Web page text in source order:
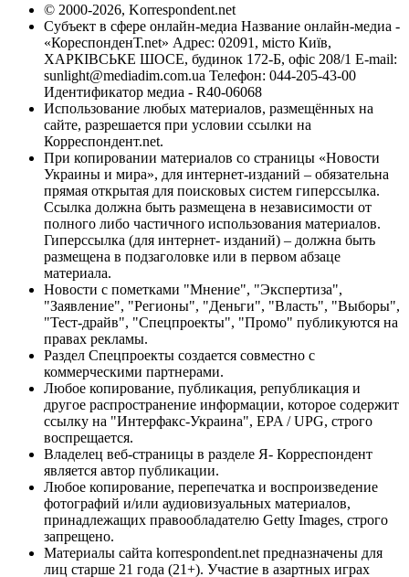
© 2000-2026, Korrespondent.net
Субъект в сфере онлайн-медиа Название онлайн-медиа -
«КореспонденТ.net» Адрес: 02091, місто Київ,
ХАРКІВСЬКЕ ШОСЕ, будинок 172-Б, офіс 208/1 E-mail:
sunlight@mediadim.com.ua Телефон: 044-205-43-00
Идентификатор медиа - R40-06068
Использование любых материалов, размещённых на
сайте, разрешается при условии ссылки на
Корреспондент.net.
При копировании материалов со страницы «Новости
Украины и мира», для интернет-изданий – обязательна
прямая открытая для поисковых систем гиперссылка.
Ссылка должна быть размещена в независимости от
полного либо частичного использования материалов.
Гиперссылка (для интернет- изданий) – должна быть
размещена в подзаголовке или в первом абзаце
материала.
Новости с пометками "Мнение", "Экспертиза",
"Заявление", "Регионы", "Деньги", "Власть", "Выборы",
"Тест-драйв", "Спецпроекты", "Промо" публикуются на
правах рекламы.
Раздел Спецпроекты создается совместно с
коммерческими партнерами.
Любое копирование, публикация, републикация и
другое распространение информации, которое содержит
ссылку на "Интерфакс-Украина", EPA / UPG, строго
воспрещается.
Владелец веб-страницы в разделе Я- Корреспондент
является автор публикации.
Любое копирование, перепечатка и воспроизведение
фотографий и/или аудиовизуальных материалов,
принадлежащих правообладателю Getty Images, строго
запрещено.
Материалы сайта korrespondent.net предназначены для
лиц старше 21 года (21+). Участие в азартных играх